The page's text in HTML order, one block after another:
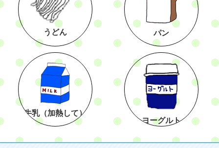
うどん パン
牛乳（加熱して）
ヨーグルト